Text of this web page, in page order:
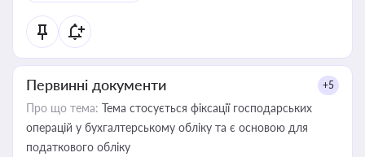
Первинні документи +5
Про що тема: Тема стосується фіксації господарських
операцій у бухгалтерському обліку та є основою для
податкового обліку